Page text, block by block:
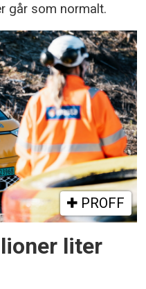
går som normalt.
PROFF
liter